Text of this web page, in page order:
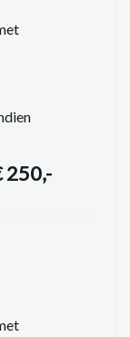
zijn en uw
contact
250,-